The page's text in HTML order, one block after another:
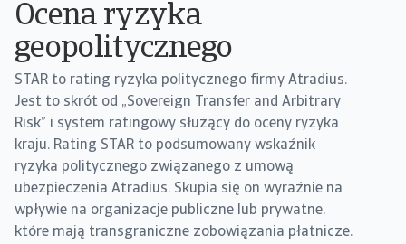
Ocena ryzyka
geopolitycznego
STAR to rating ryzyka politycznego firmy Atradius.
Jest to skrót od „Sovereign Transfer and Arbitrary
Risk” i system ratingowy służący do oceny ryzyka
kraju. Rating STAR to podsumowany wskaźnik
ryzyka politycznego związanego z umową
ubezpieczenia Atradius. Skupia się on wyraźnie na
wpływie na organizacje publiczne lub prywatne,
które mają transgraniczne zobowiązania płatnicze.